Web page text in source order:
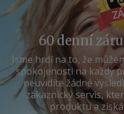
60 denní
Jsme hrdí na to, že
spokojenosti na každý
neuvidíte žádné
zákaznický servis,
produktu a